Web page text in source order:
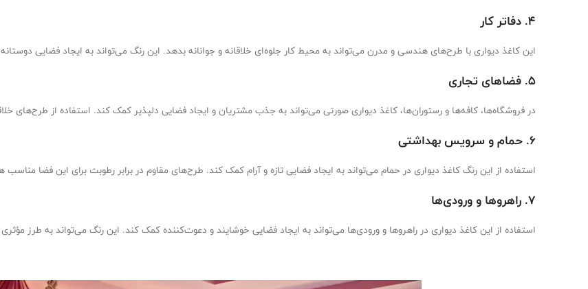
۴. دفاتر کار
این کاغذ دیواری با طرح‌های هندسی و مدرن می‌تواند به محیط کار جلوه‌ای خلاقانه و جوانانه بدهد. این رنگ می‌تواند به ایجاد فضایی
۵. فضاهای تجاری
در فروشگاه‌ها، کافه‌ها و رستوران‌ها، کاغذ دیواری صورتی می‌تواند به جذب مشتریان و ایجاد فضایی دلپذیر کمک کند. استفاده از
۶. حمام و سرویس بهداشتی
استفاده از این رنگ کاغذ دیواری در حمام می‌تواند به ایجاد فضایی تازه و آرام کمک کند. طرح‌های مقاوم در برابر رطوبت برای این فضا
۷. راهروها و ورودی‌ها
استفاده از این کاغذ دیواری در راهروها و ورودی‌ها می‌تواند به ایجاد فضایی خوشایند و دعوت‌کننده کمک کند. این رنگ می‌تواند به طرز